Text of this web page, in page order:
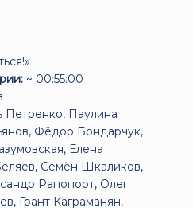
~ 00:55:00
Петренко, Паулина
Фёдор Бондарчук,
Елена
Семён Шкаликов,
Рапопорт, Олег
Грант Каграманян,